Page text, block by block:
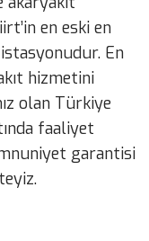
en eski en
En
hizmetini
olan Türkiye
faaliyet
garantisi